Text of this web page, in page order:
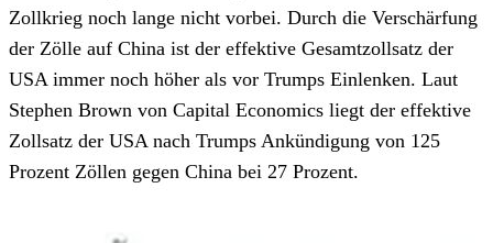
Zollkrieg noch lange nicht vorbei. Durch die Verschärfung
der Zölle auf China ist der effektive Gesamtzollsatz der
USA immer noch höher als vor Trumps Einlenken. Laut
Stephen Brown von Capital Economics liegt der effektive
Zollsatz der USA nach Trumps Ankündigung von 125
Prozent Zöllen gegen China bei 27 Prozent.